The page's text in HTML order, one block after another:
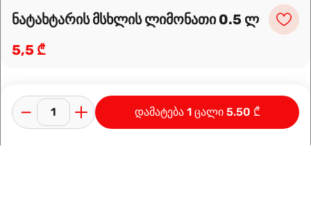
ნატახტარის მსხლის ლიმონათი 0.5 ლ
5,5 ₾
დამატება 1 ცალი 5.50 ₾